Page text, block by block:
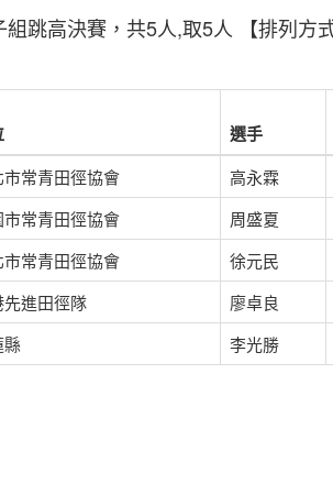
跳高決賽，共5人,取5人 【排列方
選手
市常青田徑協會 高永霖
市常青田徑協會 周盛夏
市常青田徑協會 徐元民
先進田徑隊 廖卓良
縣 李光勝